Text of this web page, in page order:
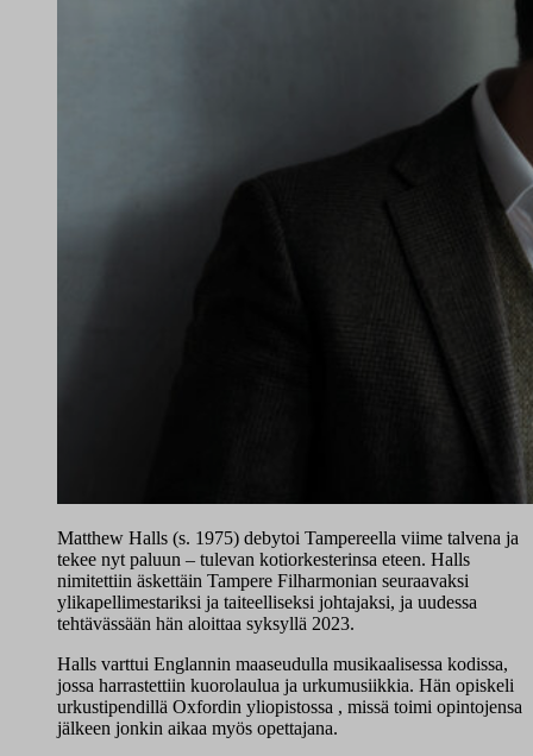
Matthew Halls (s. 1975) debytoi Tampereella viime talvena ja
tekee nyt paluun – tulevan kotiorkesterinsa eteen. Halls
nimitettiin äskettäin Tampere Filharmonian seuraavaksi
ylikapellimestariksi ja taiteelliseksi johtajaksi, ja uudessa
tehtävässään hän aloittaa syksyllä 2023.
Halls varttui Englannin maaseudulla musikaalisessa kodissa,
jossa harrastettiin kuorolaulua ja urkumusiikkia. Hän opiskeli
urkustipendillä Oxfordin yliopistossa , missä toimi opintojensa
jälkeen jonkin aikaa myös opettajana.